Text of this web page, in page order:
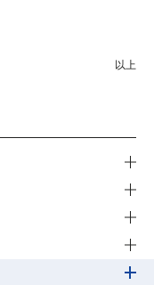
以上